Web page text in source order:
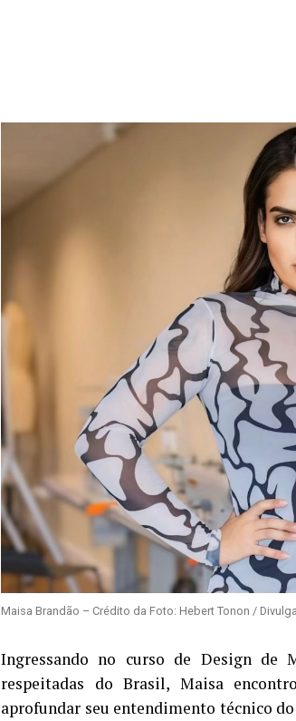
Maisa Brandão – Crédito da Foto: Hebert Tonon /
Ingressando no curso de Design de
respeitadas do Brasil, Maisa
aprofundar seu entendimento técnico